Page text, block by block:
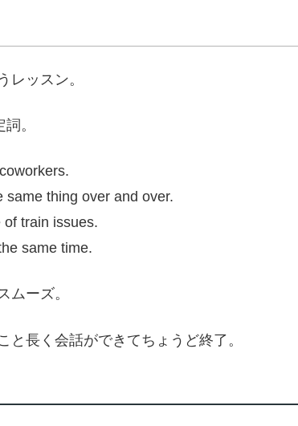
レッスン。
。
same thing over and over.
of train issues.
same time.
ムーズ。
長く会話ができてちょうど終了。